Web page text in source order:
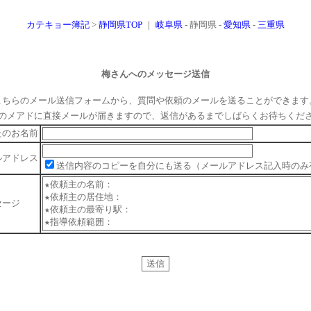
カテキョー簿記 > 静岡県TOP ｜ 岐阜県 - 静岡県 - 愛知県 - 三重県
梅さんへのメッセージ送信
ちらのメール送信フォームから、質問や依頼のメールを送ることができます
メアドに直接メールが届きますので、返信があるまでしばらくお待ちくだ
のお名前
アドレス
送信内容のコピーを自分にも送る（メールアドレス記入時のみ
ージ